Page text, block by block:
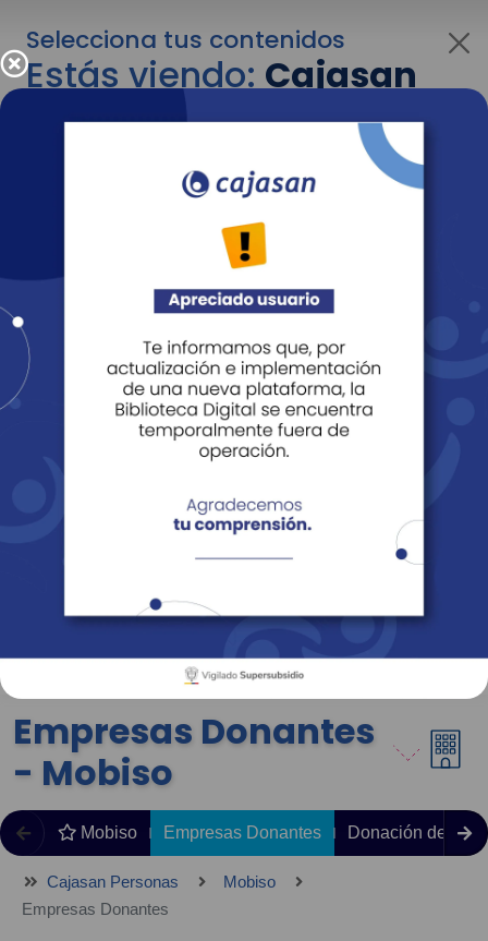
Selecciona tus contenidos
Estás viendo:Cajasan
para personas
Para cambiar al contenido de tu interés más
adelante recuerda utilizar el menú
Entendido
Revista Fácil Vivir
Sedes Directorio Servicios En Línea
Empresas Donantes
- Mobiso
Mobiso Empresas Donantes Donación de
Cajasan Personas
Mobiso
Empresas Donantes